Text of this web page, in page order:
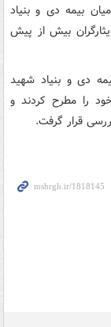
بیمه دی و بنیاد
بیش از پیش
دی و بنیاد شهید
را مطرح کردند و
قرار گرفت.